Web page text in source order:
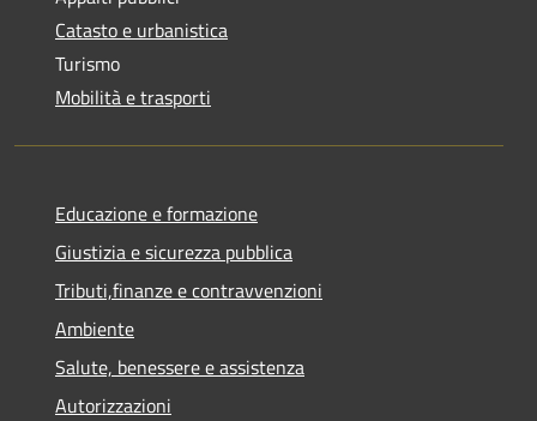
Catasto e urbanistica
Turismo
Mobilità e trasporti
Educazione e formazione
Giustizia e sicurezza pubblica
Tributi,finanze e contravvenzioni
Ambiente
Salute, benessere e assistenza
Autorizzazioni